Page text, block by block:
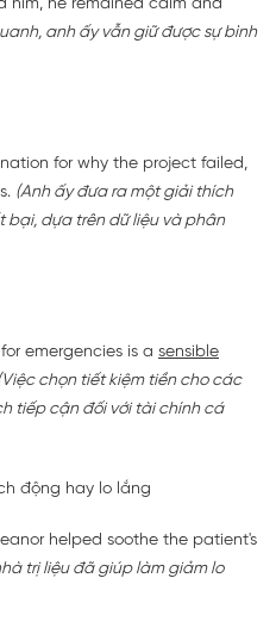
him, he remained calm and
anh ấy vẫn giữ được sự bình
for why the project failed,
(Anh ấy đưa ra một giải thích
bại, dựa trên dữ liệu và phân
emergencies is a sensible
chọn tiết kiệm tiền cho các
tiếp cận đối với tài chính cá
động hay lo lắng
helped soothe the patient's
trị liệu đã giúp làm giảm lo